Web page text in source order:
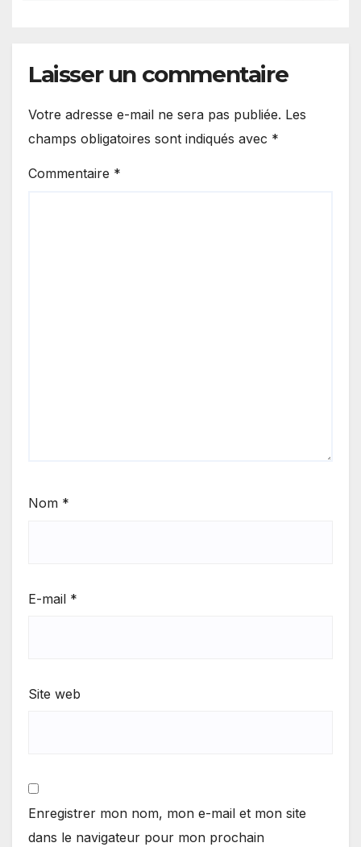
Laisser un commentaire
Votre adresse e-mail ne sera pas publiée. Les
champs obligatoires sont indiqués avec *
Commentaire *
Nom *
E-mail *
Site web
Enregistrer mon nom, mon e-mail et mon site
dans le navigateur pour mon prochain